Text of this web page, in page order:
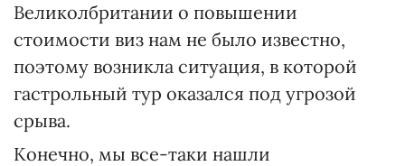
Великолбритании о повышении
стоимости виз нам не было известно,
поэтому возникла ситуация, в которой
гастрольный тур оказался под угрозой
срыва.
Конечно, мы все-таки нашли